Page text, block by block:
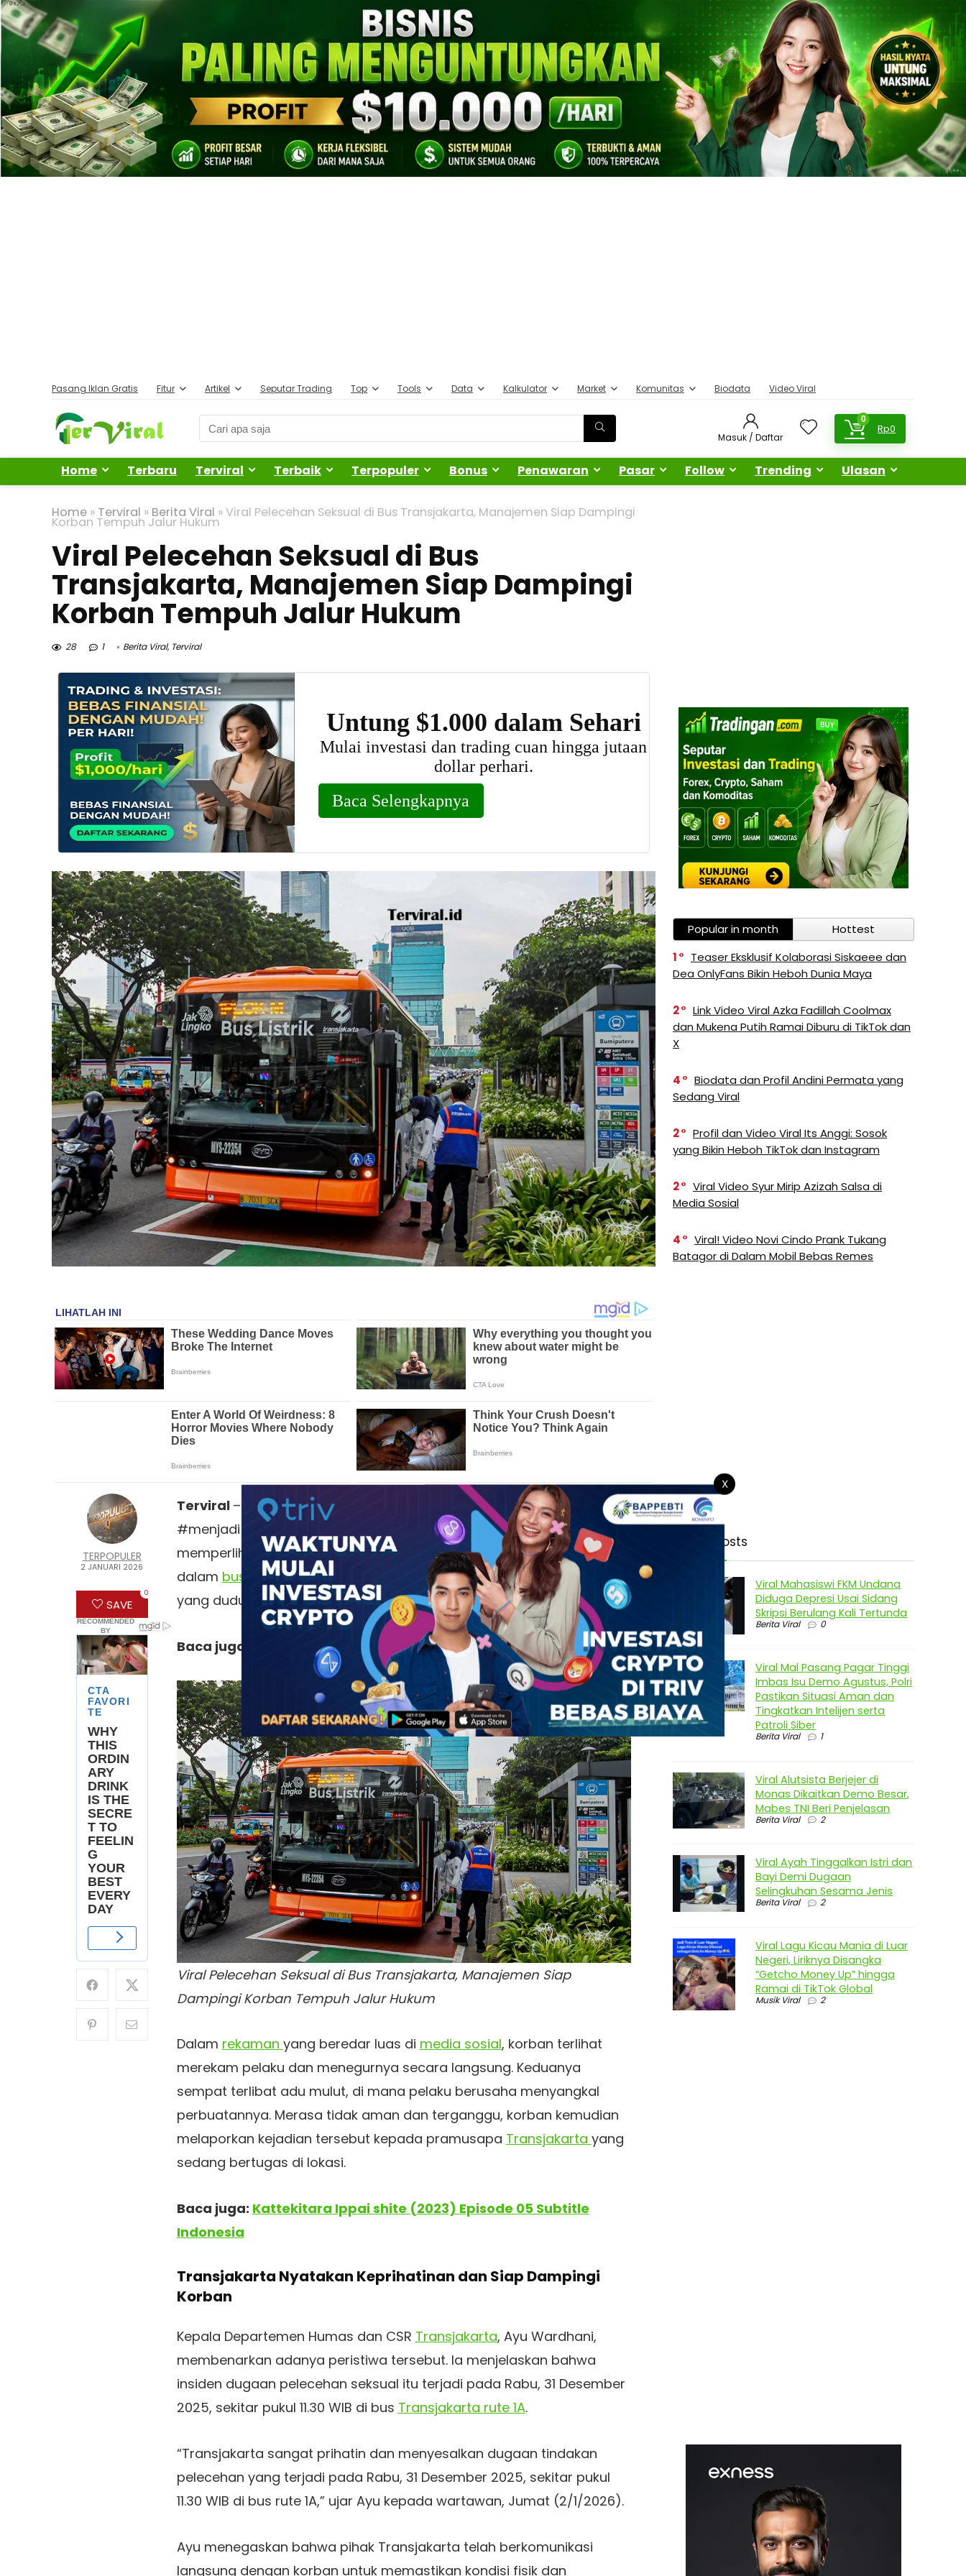
Pasang Iklan Gratis Fitur Artikel Seputar Trading Top Tools Data Kalkulator Market Komunitas Biodata Video Viral
Masuk / Daftar
0
Rp0
Home Terbaru Terviral Terbaik Terpopuler Bonus Penawaran Pasar Follow Trending Ulasan
Home » Terviral » Berita Viral »Viral Pelecehan Seksual di Bus Transjakarta, Manajemen Siap Dampingi
Korban Tempuh Jalur Hukum
Viral Pelecehan Seksual di Bus
Transjakarta, Manajemen Siap Dampingi
Korban Tempuh Jalur Hukum
28 1 Berita Viral, Terviral
TERPOPULER
2 JANUARI 2026
SAVE
0
Terviral – #Kasus #dugaan #pelecehan #seksual #kembali
#menjadi #sorotan #publik #setelah #sebuah #video viral
memperlihatkan seorang perempuan menjadi korban pelecehan di
dalam bus Transjakarta. Pelaku diketahui merupakan seorang pria
yang duduk tepat di sebelah korban saat kejadian berlangsung.
Baca juga: [Lirik+Terjemahan] UNFAIR RULE – Naisho (Rahasia)
Viral Pelecehan Seksual di Bus Transjakarta, Manajemen Siap
Dampingi Korban Tempuh Jalur Hukum
Dalam rekaman yang beredar luas di media sosial, korban terlihat
merekam pelaku dan menegurnya secara langsung. Keduanya
sempat terlibat adu mulut, di mana pelaku berusaha menyangkal
perbuatannya. Merasa tidak aman dan terganggu, korban kemudian
melaporkan kejadian tersebut kepada pramusapa Transjakarta yang
sedang bertugas di lokasi.
Baca juga: Kattekitara Ippai shite (2023) Episode 05 Subtitle
Indonesia
Transjakarta Nyatakan Keprihatinan dan Siap Dampingi
Korban
Kepala Departemen Humas dan CSR Transjakarta, Ayu Wardhani,
membenarkan adanya peristiwa tersebut. Ia menjelaskan bahwa
insiden dugaan pelecehan seksual itu terjadi pada Rabu, 31 Desember
2025, sekitar pukul 11.30 WIB di bus Transjakarta rute 1A.
“Transjakarta sangat prihatin dan menyesalkan dugaan tindakan
pelecehan yang terjadi pada Rabu, 31 Desember 2025, sekitar pukul
11.30 WIB di bus rute 1A,” ujar Ayu kepada wartawan, Jumat (2/1/2026).
Ayu menegaskan bahwa pihak Transjakarta telah berkomunikasi
langsung dengan korban untuk memastikan kondisi fisik dan
Popular in month
Hottest
1
Teaser Eksklusif Kolaborasi Siskaeee dan
Dea OnlyFans Bikin Heboh Dunia Maya
2
Link Video Viral Azka Fadillah Coolmax
dan Mukena Putih Ramai Diburu di TikTok dan
X
4
Biodata dan Profil Andini Permata yang
Sedang Viral
2
Profil dan Video Viral Its Anggi: Sosok
yang Bikin Heboh TikTok dan Instagram
2
Viral Video Syur Mirip Azizah Salsa di
Media Sosial
4
Viral! Video Novi Cindo Prank Tukang
Batagor di Dalam Mobil Bebas Remes
Latest Posts
Viral Mahasiswi FKM Undana
Diduga Depresi Usai Sidang
Skripsi Berulang Kali Tertunda
Berita Viral 0
Viral Mal Pasang Pagar Tinggi
Imbas Isu Demo Agustus, Polri
Pastikan Situasi Aman dan
Tingkatkan Intelijen serta
Patroli Siber
Berita Viral 1
Viral Alutsista Berjejer di
Monas Dikaitkan Demo Besar,
Mabes TNI Beri Penjelasan
Berita Viral 2
Viral Ayah Tinggalkan Istri dan
Bayi Demi Dugaan
Selingkuhan Sesama Jenis
Berita Viral 2
Viral Lagu Kicau Mania di Luar
Negeri, Liriknya Disangka
“Getcho Money Up” hingga
Ramai di TikTok Global
Musik Viral 2
X